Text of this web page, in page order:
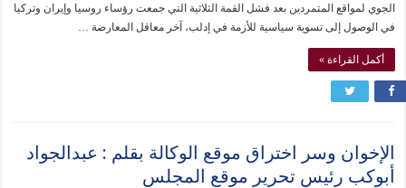
الجوي لمواقع المتمردين بعد فشل القمة الثلاثية التي جمعت رؤساء روسيا وإيران وتركيا
في الوصول إلى تسوية سياسية للأزمة في إدلب، آخر معاقل المعارضة …
أكمل القراءة »
الإخوان وسر اختراق موقع الوكالة بقلم : عبدالجواد
أبوكب رئيس تحرير موقع المجلس